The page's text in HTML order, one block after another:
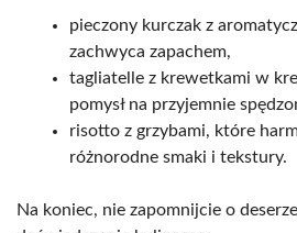
pieczony kurczak z
zachwyca zapachem,
tagliatelle z krewetkami w
pomysł na przyjemnie
risotto z grzybami, które
różnorodne smaki i tekstury.
Na koniec, nie zapomnijcie o